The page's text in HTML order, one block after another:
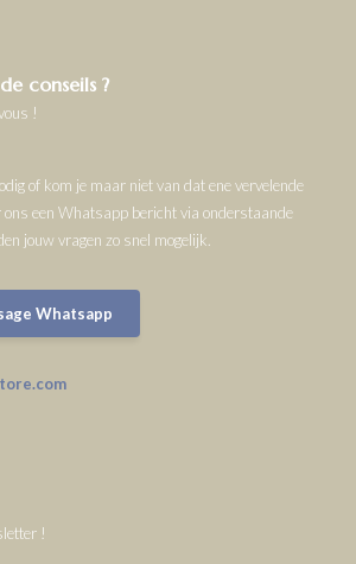
conseils ?
!
of kom je maar niet van dat ene vervelende
ons een Whatsapp bericht via onderstaande
jouw vragen zo snel mogelijk.
Whatsapp
!